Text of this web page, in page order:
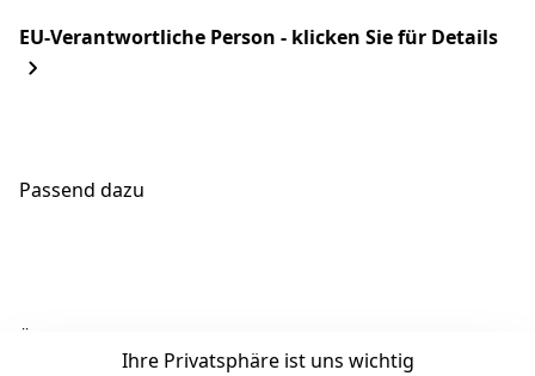
EU-Verantwortliche Person - klicken Sie für Details
Passend dazu
Ähnliche Produkte
Ihre Privatsphäre ist uns wichtig